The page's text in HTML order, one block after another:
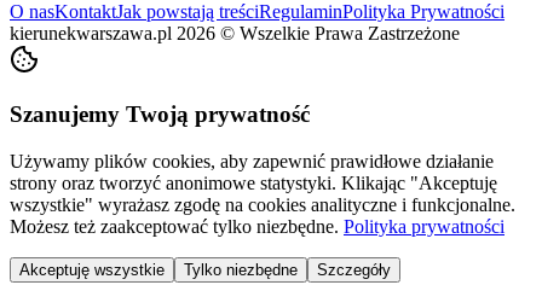
O nasKontaktJak powstają treściRegulaminPolityka Prywatności
kierunekwarszawa.pl 2026 © Wszelkie Prawa Zastrzeżone
Szanujemy Twoją prywatność
Używamy plików cookies, aby zapewnić prawidłowe działanie
strony oraz tworzyć anonimowe statystyki. Klikając "Akceptuję
wszystkie" wyrażasz zgodę na cookies analityczne i funkcjonalne.
Możesz też zaakceptować tylko niezbędne. Polityka prywatności
Akceptuję wszystkie Tylko niezbędne Szczegóły